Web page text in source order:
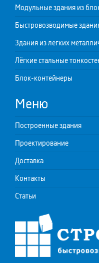
Модульные здания из
Быстровозводимые
Здания из легких
Лёгкие стальные
Блок-контейнеры
Меню
Построенные здания
Проектирование
Доставка
Контакты
Статьи